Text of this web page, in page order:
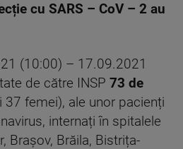
cu SARS – CoV – 2 au
(10:00) – 17.09.2021
de către INSP 73 de
37 femei), ale unor pacienți
internați în spitalele
Brașov, Brăila, Bistrița-